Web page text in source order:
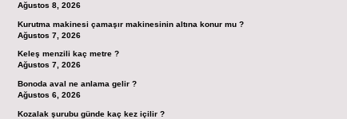
Ağustos 8, 2026
Kurutma makinesi çamaşır makinesinin altına konur mu ?
Ağustos 7, 2026
Keleş menzili kaç metre ?
Ağustos 7, 2026
Bonoda aval ne anlama gelir ?
Ağustos 6, 2026
Kozalak şurubu günde kaç kez içilir ?